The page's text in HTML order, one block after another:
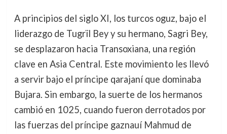
A principios del siglo XI, los turcos oguz, bajo el
liderazgo de Tugrïl Bey y su hermano, Sagri Bey,
se desplazaron hacia Transoxiana, una región
clave en Asia Central. Este movimiento les llevó
a servir bajo el príncipe qarajaní que dominaba
Bujara. Sin embargo, la suerte de los hermanos
cambió en 1025, cuando fueron derrotados por
las fuerzas del príncipe gaznauí Mahmud de